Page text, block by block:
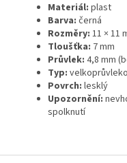
Materiál: plast
Barva: černá
Rozměry: 11 × 11
Tloušťka: 7 mm
Průvlek: 4,8 mm
Typ:
Povrch: lesklý
Upozornění:
spolknutí